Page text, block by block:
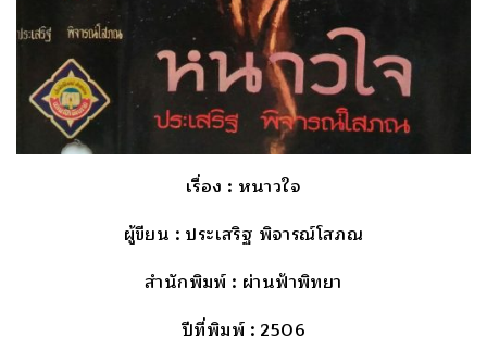
เรื่อง : หนาวใจ
ผู้ขียน : ประเสริฐ พิจารณ์โสภณ
สำนักพิมพ์ : ผ่านฟ้าพิทยา
ปีที่พิมพ์ : 2506